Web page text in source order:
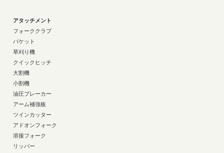
アタッチメント
フォーククラブ
バケット
草刈り機
クイックヒッチ
大割機
小割機
油圧ブレーカー
アーム補強板
ツインカッター
アドオンフォーク
溶接フォーク
リッパー